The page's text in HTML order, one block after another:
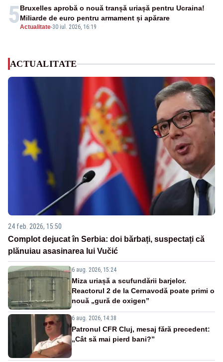
5Actualitate-30 iul. 2026, 16:19
Bruxelles aprobă o nouă tranșă uriașă pentru Ucraina!
Miliarde de euro pentru armament și apărare
ACTUALITATE
24 feb. 2026, 15:50
Complot dejucat în Serbia: doi bărbați, suspectați că
plănuiau asasinarea lui Vučić
6 aug. 2026, 15:24
Miza uriașă a scufundării barjelor.
Reactorul 2 de la Cernavodă poate primi o
nouă „gură de oxigen”
6 aug. 2026, 14:38
Patronul CFR Cluj, mesaj fără precedent:
„Cât să mai pierd bani?”